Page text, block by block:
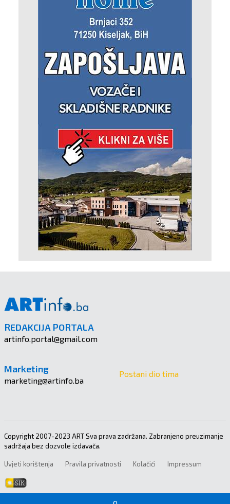
REDAKCIJA PORTALA
artinfo.portal@gmail.com
Marketing
marketing@artinfo.ba
Postani dio tima
Copyright 2007-2023 ART Sva prava zadržana. Zabranjeno preuzimanje
sadržaja bez dozvole izdavača.
Uvjeti korištenja Pravila privatnosti Kolačići Impressum